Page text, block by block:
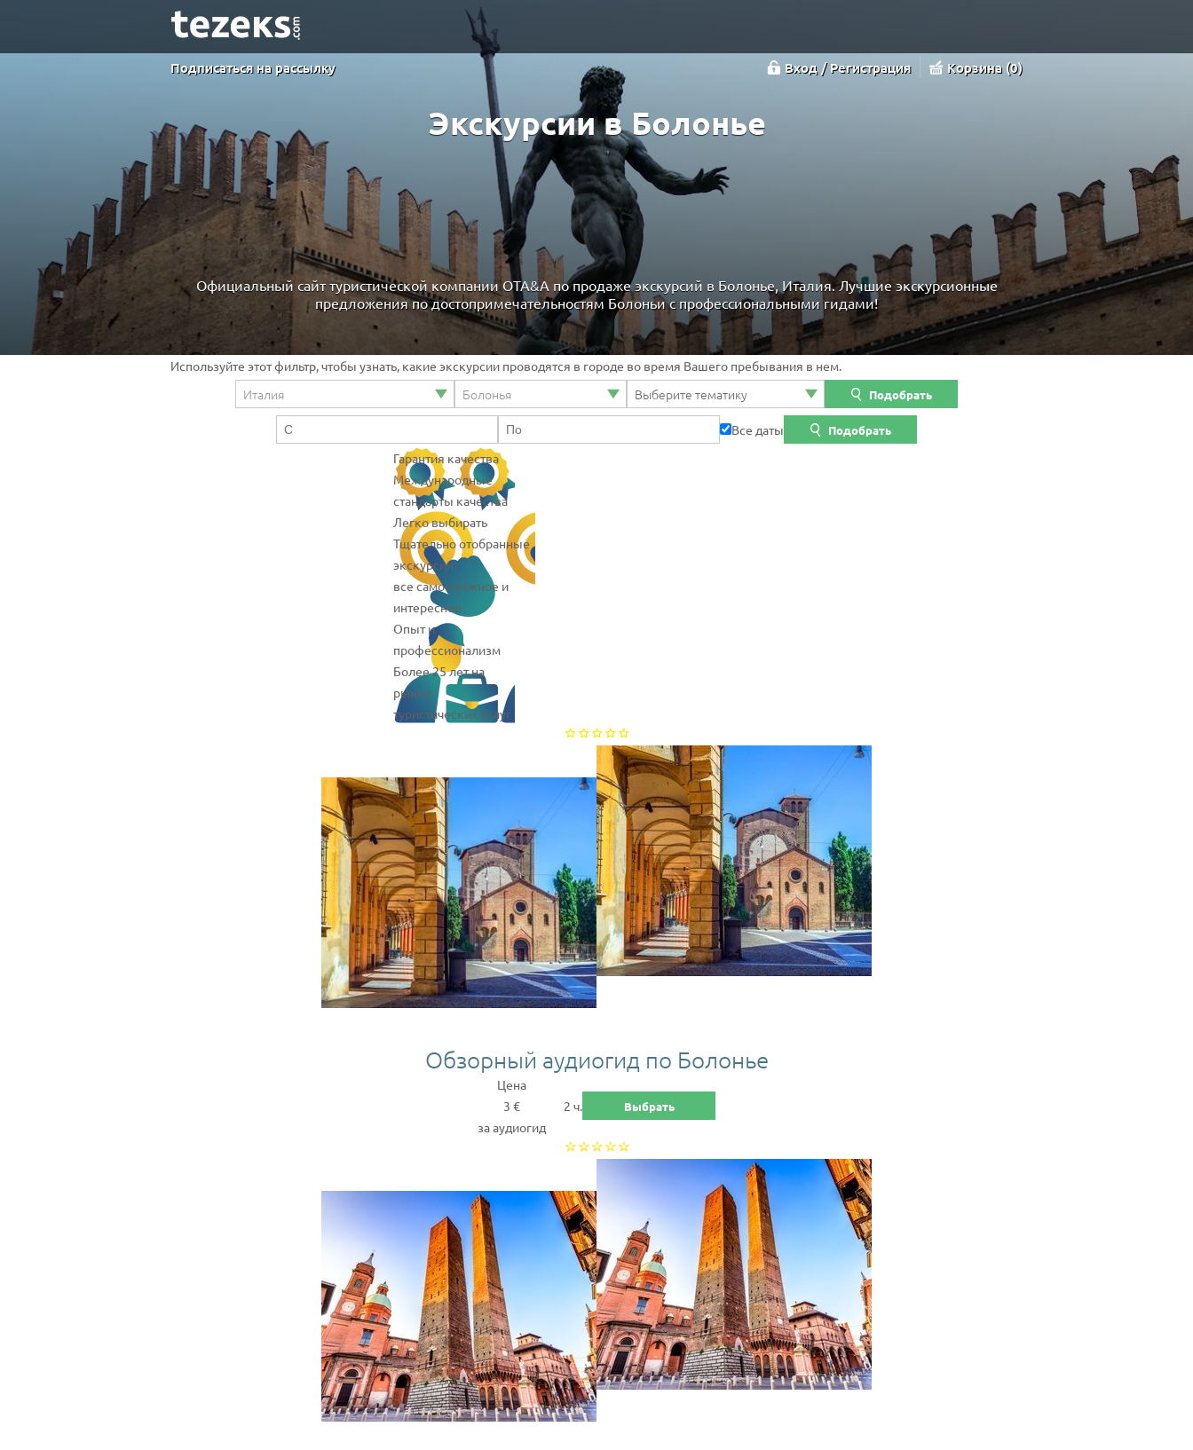
Подписаться на рассылку Вход / Регистрация Корзина 0
Экскурсии в Болонье
Официальный сайт туристической компании OTA&A по продаже экскурсий в Болонье, Италия. Лучшие экскурсионные
предложения по достопримечательностям Болоньи с профессиональными гидами!
Используйте этот фильтр, чтобы узнать, какие экскурсии проводятся в городе во время Вашего пребывания в нем.
Подобрать
Все даты Подобрать
Гарантия качества
Международные
стандарты качества
Легко выбирать
Тщательно отобранные
экскурсии:
все самое важное и
интересное
Опыт и
профессионализм
Более 25 лет на
рынке
туристических услуг
Обзорный аудиогид по Болонье
Цена
3 €
за аудиогид
2 ч. Выбрать